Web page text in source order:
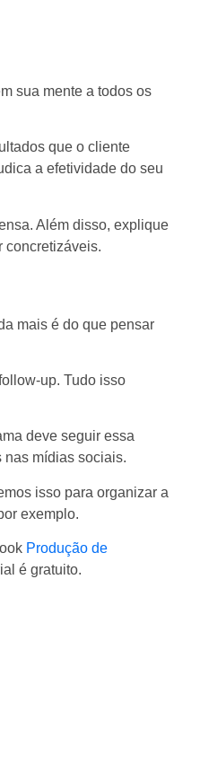
sua mente a todos os
que o cliente
a efetividade do seu
Além disso, explique
concretizáveis.
mais é do que pensar
up. Tudo isso
deve seguir essa
nas mídias sociais.
isso para organizar a
exemplo.
Produção de
é gratuito.